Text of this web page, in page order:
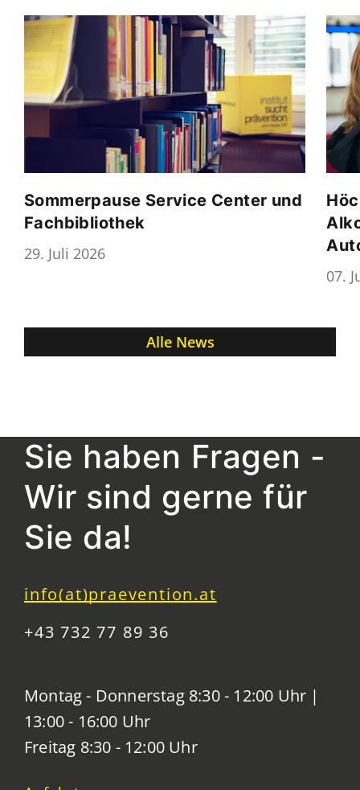
Sommerpause Service Center und
Fachbibliothek
29. Juli 2026
07.
Alle News
Sie haben Fragen -
Wir sind gerne für
Sie da!
info(at)praevention.at
+43 732 77 89 36
Montag - Donnerstag 8:30 - 12:00 Uhr |
13:00 - 16:00 Uhr
Freitag 8:30 - 12:00 Uhr